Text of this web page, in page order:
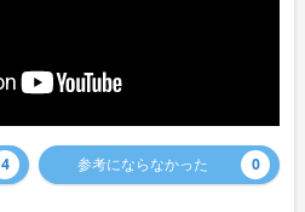
4 参考にならなかった 0